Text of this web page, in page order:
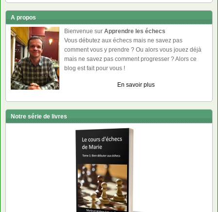
A propos
Bienvenue sur Apprendre les échecs
Vous débutez aux échecs mais ne savez pas
comment vous y prendre ? Ou alors vous jouez déjà
mais ne savez pas comment progresser ? Alors ce
blog est fait pour vous !
En savoir plus
Notre série de livres